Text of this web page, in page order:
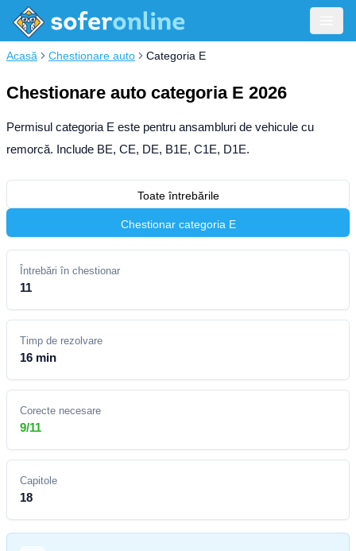
Acasă Chestionare auto Categoria E
Chestionare auto categoria E 2026
Permisul categoria E este pentru ansambluri de vehicule cu
remorcă. Include BE, CE, DE, B1E, C1E, D1E.
Toate întrebările
Chestionar categoria E
Întrebări în chestionar
11
Timp de rezolvare
16 min
Corecte necesare
9/11
Capitole
18